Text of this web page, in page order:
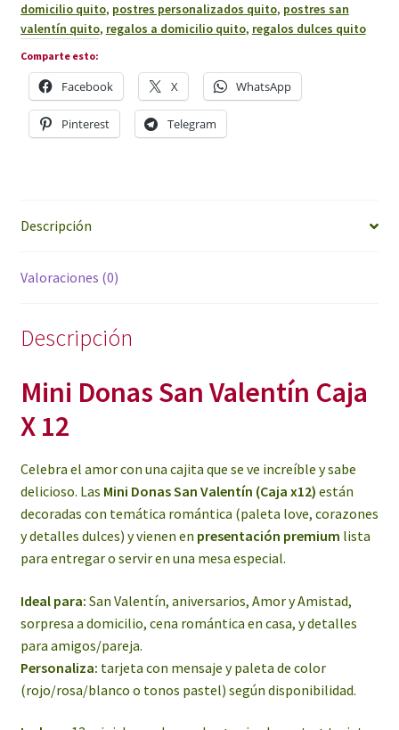
domicilio quito, postres personalizados quito, postres san
valentín quito, regalos a domicilio quito, regalos dulces quito
Comparte esto:
Facebook X WhatsApp
Pinterest Telegram
Descripción
Valoraciones (0)
Descripción
Mini Donas San Valentín Caja
X 12
Celebra el amor con una cajita que se ve increíble y sabe
delicioso. Las Mini Donas San Valentín (Caja x12) están
decoradas con temática romántica (paleta love, corazones
y detalles dulces) y vienen en presentación premium lista
para entregar o servir en una mesa especial.
Ideal para: San Valentín, aniversarios, Amor y Amistad,
sorpresa a domicilio, cena romántica en casa, y detalles
para amigos/pareja.
Personaliza: tarjeta con mensaje y paleta de color
(rojo/rosa/blanco o tonos pastel) según disponibilidad.